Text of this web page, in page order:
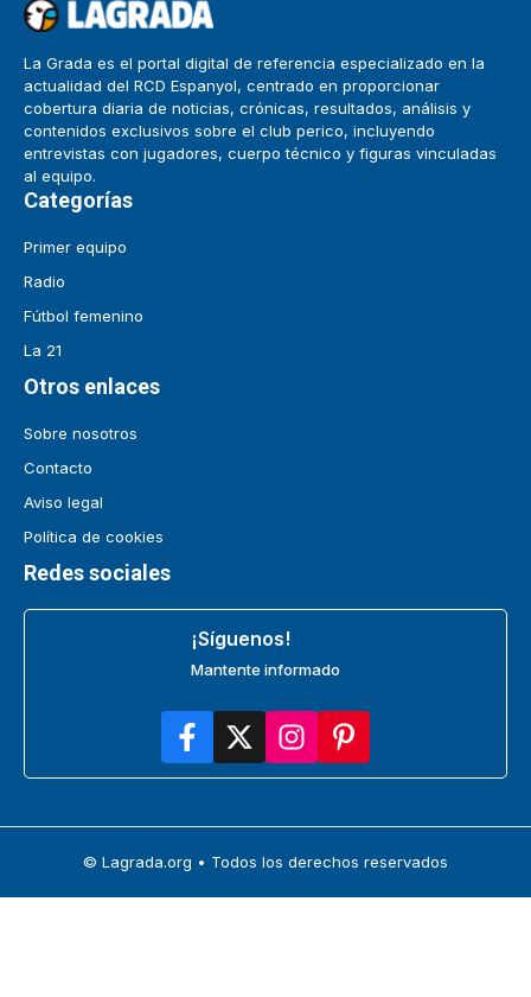
La Grada es el portal digital de referencia especializado en la
actualidad del RCD Espanyol, centrado en proporcionar
cobertura diaria de noticias, crónicas, resultados, análisis y
contenidos exclusivos sobre el club perico, incluyendo
entrevistas con jugadores, cuerpo técnico y figuras vinculadas
al equipo.
Categorías
Primer equipo
Radio
Fútbol femenino
La 21
Otros enlaces
Sobre nosotros
Contacto
Aviso legal
Política de cookies
Redes sociales
¡Síguenos!
Mantente informado
© Lagrada.org • Todos los derechos reservados